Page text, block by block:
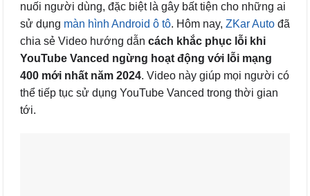
nuối người dùng, đặc biệt là gây bất tiện cho những ai
sử dụng màn hình Android ô tô. Hôm nay, ZKar Auto đã
chia sẻ Video hướng dẫn cách khắc phục lỗi khi
YouTube Vanced ngừng hoạt động với lỗi mạng
400 mới nhất năm 2024. Video này giúp mọi người có
thể tiếp tục sử dụng YouTube Vanced trong thời gian
tới.